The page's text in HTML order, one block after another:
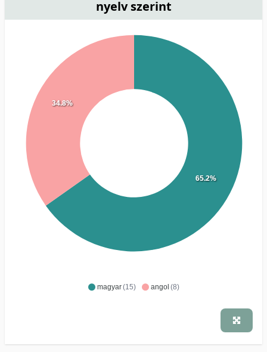
nyelv szerint
magyar(15) angol (8)
65.2%
34.8%